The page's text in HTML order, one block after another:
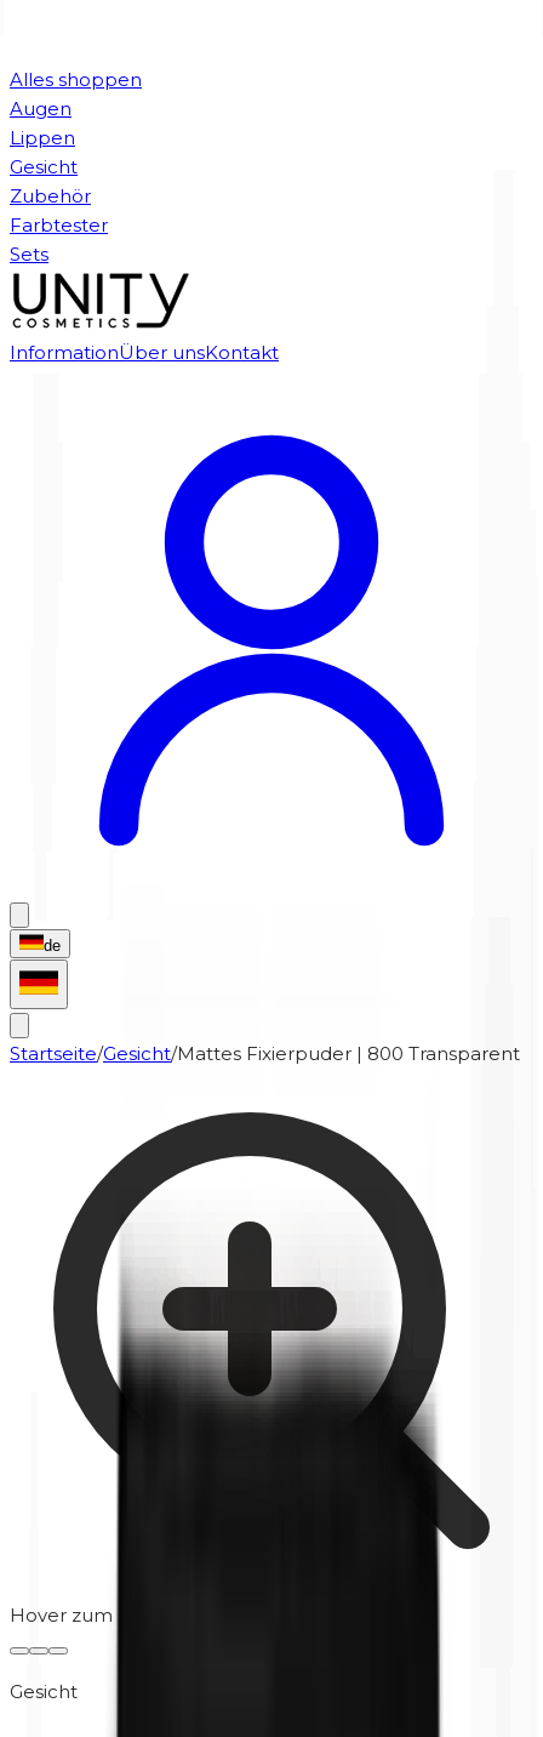
Alles shoppen
Augen
Lippen
Gesicht
Zubehör
Farbtester
Sets
InformationÜber unsKontakt
de
Startseite/Gesicht/Mattes Fixierpuder | 800 Transparent
Hover zum Zoomen
Gesicht